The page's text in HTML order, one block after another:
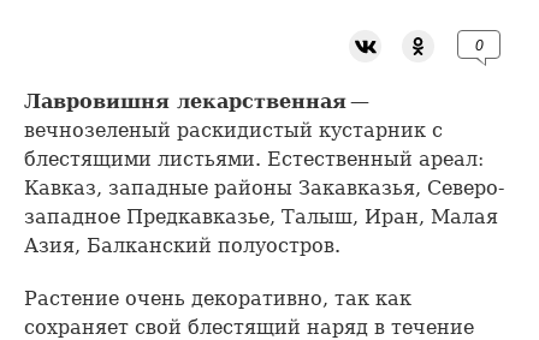
0
Лавровишня лекарственная—
вечнозеленый раскидистый кустарник с
блестящими листьями. Естественный ареал:
Кавказ, западные районы Закавказья, Северо-
западное Предкавказье, Талыш, Иран, Малая
Азия, Балканский полуостров.
Растение очень декоративно, так как
сохраняет свой блестящий наряд в течение